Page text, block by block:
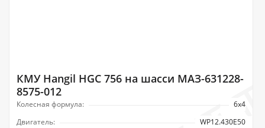
КМУ Hangil HGC 756 на шасси МАЗ-631228-
8575-012
Колесная формула:
6х4
Двигатель:
WP12.430E50